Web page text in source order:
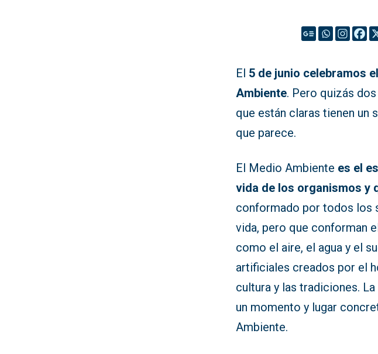
El 5 de junio celebramos
Ambiente. Pero quizás
que están claras tienen un
que parece.
El Medio Ambiente es el
vida de los organismos y
conformado por todos los
vida, pero que conforman
como el aire, el agua y el
artificiales creados por el
cultura y las tradiciones.
un momento y lugar
Ambiente.